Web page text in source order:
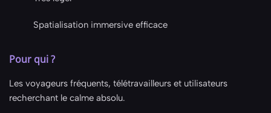
Spatialisation immersive efficace
Pour qui ?
Les voyageurs fréquents, télétravailleurs et utilisateurs
recherchant le calme absolu.